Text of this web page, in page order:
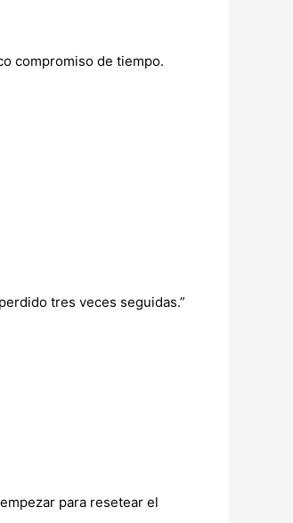
compromiso de tiempo.
tres veces seguidas.”
para resetear el